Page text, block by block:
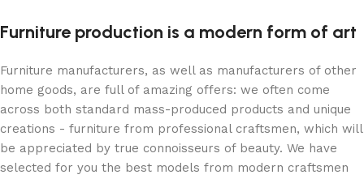
Furniture production is a modern form of art
Furniture manufacturers, as well as manufacturers of other
home goods, are full of amazing offers: we often come
across both standard mass-produced products and unique
creations - furniture from professional craftsmen, which will
be appreciated by true connoisseurs of beauty. We have
selected for you the best models from modern craftsmen